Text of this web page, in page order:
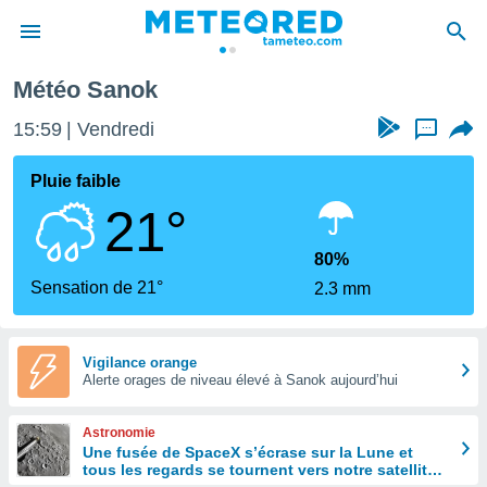
de
par
Météo Sanok
15:59 Vendredi ...
Pluie faible
21°
Sensation de 21°
80%
2.3 mm
Vigilance orange
Alerte orages de niveau élevé à Sanok aujourd’hui
Astronomie
Une fusée de SpaceX s’écrase sur la Lune et
tous les regards se tournent vers notre satellite à